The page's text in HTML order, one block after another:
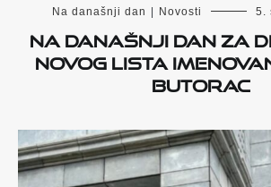
Na današnji dan | Novosti 5.
Na današnji dan za
Novog lista
Butorac